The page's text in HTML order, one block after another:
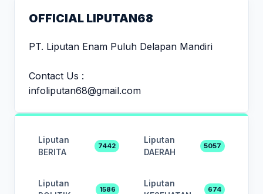
OFFICIAL LIPUTAN68
PT. Liputan Enam Puluh Delapan Mandiri
Contact Us :
infoliputan68@gmail.com
Liputan
BERITA
7442
Liputan
DAERAH
5057
Liputan
1586
Liputan
674